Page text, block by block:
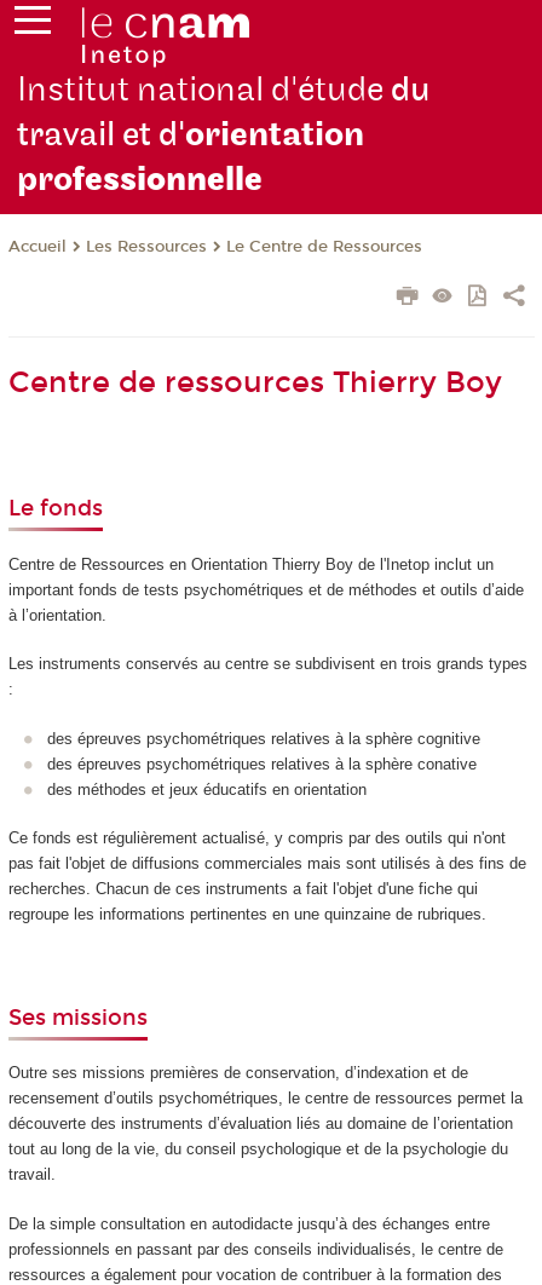
Institut national d'étude du
travail et d'orientation
professionnelle
Accueil Les Ressources Le Centre de Ressources
Centre de ressources Thierry Boy
Le fonds
Centre de Ressources en Orientation Thierry Boy de l'Inetop inclut un
important fonds de tests psychométriques et de méthodes et outils d’aide
à l’orientation.
Les instruments conservés au centre se subdivisent en trois grands types
:
des épreuves psychométriques relatives à la sphère cognitive
des épreuves psychométriques relatives à la sphère conative
des méthodes et jeux éducatifs en orientation
Ce fonds est régulièrement actualisé, y compris par des outils qui n'ont
pas fait l'objet de diffusions commerciales mais sont utilisés à des fins de
recherches. Chacun de ces instruments a fait l'objet d'une fiche qui
regroupe les informations pertinentes en une quinzaine de rubriques.
Ses missions
Outre ses missions premières de conservation, d’indexation et de
recensement d’outils psychométriques, le centre de ressources permet la
découverte des instruments d’évaluation liés au domaine de l’orientation
tout au long de la vie, du conseil psychologique et de la psychologie du
travail.
De la simple consultation en autodidacte jusqu’à des échanges entre
professionnels en passant par des conseils individualisés, le centre de
ressources a également pour vocation de contribuer à la formation des